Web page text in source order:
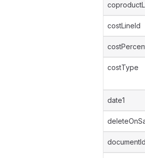
costLineId
costType
date1
documentId